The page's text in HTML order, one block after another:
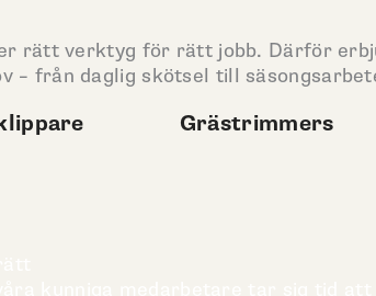
rätt verktyg för rätt jobb. Därför
– från daglig skötsel till
Grästrimmers